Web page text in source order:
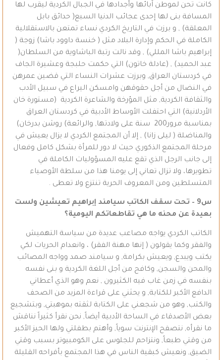
كانت تحن لموطن آبائها وأجدادها في الجبال الكردية ليقرب لها
المسافة بنى لها إحدى عجائب الدنيا السبع( حدائق بابل
المعلقة) , و برزت في التاريخ الكردي نساء تمتعن بالاستقلالية
الكاملة في الحكم وإدارة البلاد مثل ( خنسة داوود باشا) زوجة (
إبراهيم باشا المللي) , وقد نالت رتبة الباشاوية من السلطان(
عبد الحميد) , (عادلة خاتون) التي حكمت حلبجة وعشيرة الجاف
في كردستان العراق, وبرزت عشرات النساء التي قضين عمرهن
في النضال من أجل حقوقهن وامسكن اليراع في سبيل الأدب
والثقافة الكردية, مثل المؤرخة والشاعرة الكردية (مستورة خان
الأردلانية) التي احتفلت الأوساط الأدبية في كردستان العراق
بمناسبة مرور200 سنة على ولادتها, والرائعة) روشن بدرخان)
والمناضلة ( ليلى زانا) , إلا أن المجتمع الكردي لا يزال يعيش في
مرحلة المجتمع الذكوري حيث لا دور للمرأة بشكل كامل وفعال
إلى جانب الرجل الذي تقع عليه المسؤوليات الكاملة في
تطويرها، ولا تزال تعاني إلى يومنا هذا من سلطة الأوصياء
المتسلطين ومن المعروف الحرية تنتزع ولا تعطى .
س9 –
تحت سقف الكاتب سيامند إبراهيم تعيشين ولست
بعيدة عن محنه ما هي تقاطعاتكم اليومية؟
الكاتب الكردي يواجه مصاعب عديدة من سياسة التهميش
والفقر وكما يقولون ( إنها مهنة الفقر) ، وانعدام الحريات لكي
يكتب ويبدع, ويعيش بكرامة, و سيامند صمد وواجه المصائب
والمحن والسجن, وكافح من أجل اللغة الكردية و بنى نفسه
بنفسه في زمن غاب فيه الكثيرون , نعم وهو الذي أعطاني
الدافع الأكبر للكتابة, و يحثني على قراءة المزيد من الصحف
والكتب, وهو من شجعني على الكتابة لثقته بموهبتي, وبتشجيع
بعض الأصدقاء في الساحة الأدبية أيضاً, نحن نقرأ كثيراً نناقش
ما نقرأه, نتصفح الإنترنت سوياً, وأهتم بطفلتي ولها الحيز الأكبر
من وقتي طبعاً, ونتزاحم للجلوس على الكومبيوتر بسبب وقتي
الضيق, ونعيش كبقية الناس في هذا المجتمع بأفراحه القليلة